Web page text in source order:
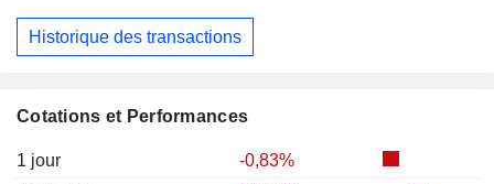
Cotations et Performances
1 jour
-0,83%
Historique des transactions